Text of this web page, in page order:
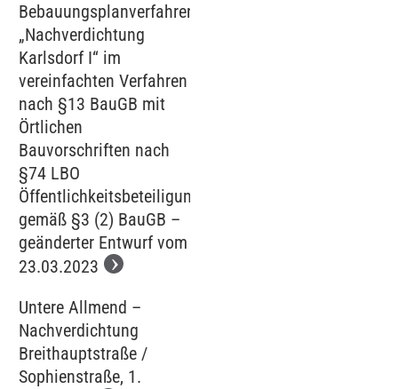
Bebauungsplanverfahren
„Nachverdichtung
Karlsdorf I“ im
vereinfachten Verfahren
nach §13 BauGB mit
Örtlichen
Bauvorschriften nach
§74 LBO
Öffentlichkeitsbeteiligung
gemäß §3 (2) BauGB –
geänderter Entwurf vom
23.03.2023
Untere Allmend –
Nachverdichtung
Breithauptstraße /
Sophienstraße, 1.